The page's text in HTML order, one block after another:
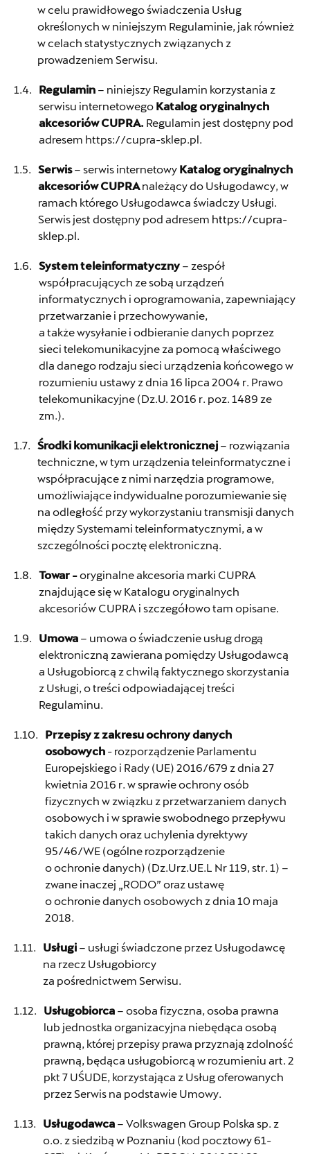
w celu prawidłowego świadczenia Usług
określonych w niniejszym Regulaminie, jak również
w celach statystycznych związanych z
prowadzeniem Serwisu.
Regulamin – niniejszy Regulamin korzystania z
serwisu internetowego Katalog oryginalnych
akcesoriów CUPRA. Regulamin jest dostępny pod
adresem https://cupra-sklep.pl.
Serwis– serwis internetowy Katalog oryginalnych
akcesoriów CUPRAnależący do Usługodawcy, w
ramach którego Usługodawca świadczy Usługi.
Serwis jest dostępny pod adresem https://cupra-
sklep.pl.
System teleinformatyczny – zespół
współpracujących ze sobą urządzeń
informatycznych i oprogramowania, zapewniający
przetwarzanie i przechowywanie,
a także wysyłanie i odbieranie danych poprzez
sieci telekomunikacyjne za pomocą właściwego
dla danego rodzaju sieci urządzenia końcowego w
rozumieniu ustawy z dnia 16 lipca 2004 r. Prawo
telekomunikacyjne (Dz.U. 2016 r. poz. 1489 ze
zm.).
Środki komunikacji elektronicznej – rozwiązania
techniczne, w tym urządzenia teleinformatyczne i
współpracujące z nimi narzędzia programowe,
umożliwiające indywidualne porozumiewanie się
na odległość przy wykorzystaniu transmisji danych
między Systemami teleinformatycznymi, a w
szczególności pocztę elektroniczną.
Towar -oryginalne akcesoria marki CUPRA
znajdujące się w Katalogu oryginalnych
akcesoriów CUPRA i szczegółowo tam opisane.
Umowa – umowa o świadczenie usług drogą
elektroniczną zawierana pomiędzy Usługodawcą
a Usługobiorcą z chwilą faktycznego skorzystania
z Usługi, o treści odpowiadającej treści
Regulaminu.
Przepisy z zakresu ochrony danych
osobowych - rozporządzenie Parlamentu
Europejskiego i Rady (UE) 2016/679 z dnia 27
kwietnia 2016 r. w sprawie ochrony osób
fizycznych w związku z przetwarzaniem danych
osobowych i w sprawie swobodnego przepływu
takich danych oraz uchylenia dyrektywy
95/46/WE (ogólne rozporządzenie
o ochronie danych) (Dz.Urz.UE.L Nr 119, str. 1) –
zwane inaczej „RODO” oraz ustawę
o ochronie danych osobowych z dnia 10 maja
2018.
Usługi – usługi świadczone przez Usługodawcę
na rzecz Usługobiorcy
za pośrednictwem Serwisu.
Usługobiorca – osoba fizyczna, osoba prawna
lub jednostka organizacyjna niebędąca osobą
prawną, której przepisy prawa przyznają zdolność
prawną, będąca usługobiorcą w rozumieniu art. 2
pkt 7 UŚUDE, korzystająca z Usług oferowanych
przez Serwis na podstawie Umowy.
Usługodawca – Volkswagen Group Polska sp. z
o.o. z siedzibą w Poznaniu (kod pocztowy 61-